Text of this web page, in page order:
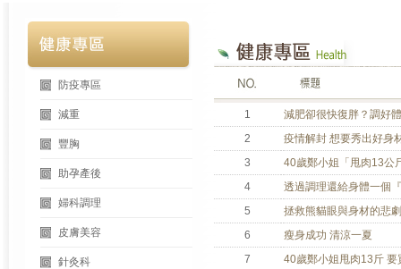
防疫專區
減重
豐胸
助孕產後
婦科調理
皮膚美容
針灸科
1
減肥卻很快復胖？調好
2
疫情解封 想要秀出好身
3
40歲鄭小姐「甩肉13公
4
透過調理還給身體一個
5
拯救熊貓眼與身材的悲劇
6
瘦身成功 清涼一夏
7
40歲鄭小姐甩肉13斤 要